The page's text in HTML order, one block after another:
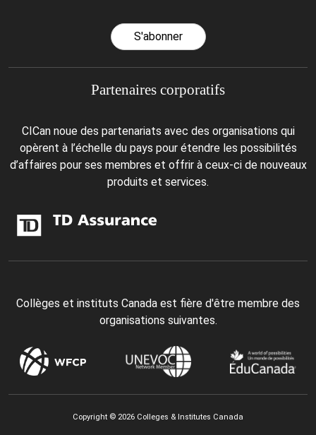
S'abonner
Partenaires corporatifs
CICan noue des partenariats avec des organisations qui
opèrent à l’échelle du pays pour étendre les possibilités
d’affaires pour ses membres et offrir à ceux-ci de nouveaux
produits et services.
Collèges et instituts Canada est fière d'être membre des
organisations suivantes.
Copyright © 2026 Colleges & Institutes Canada